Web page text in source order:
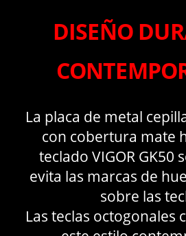
DISEÑO
La placa de metal
con cobertura mate
teclado VIGOR GK50
evita las marcas de
sobre las
Las teclas octogonales